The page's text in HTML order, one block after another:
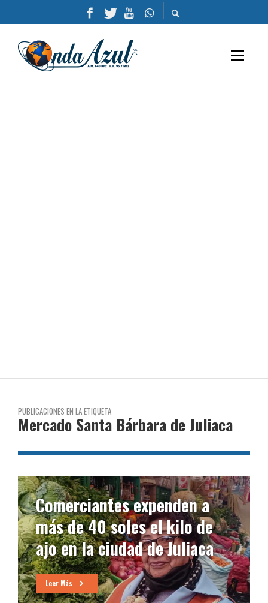
PUBLICACIONES EN LA ETIQUETA
Mercado Santa Bárbara de Juliaca
Comerciantes expenden a
más de 40 soles el kilo de
ajo en la ciudad de Juliaca
Leer Más